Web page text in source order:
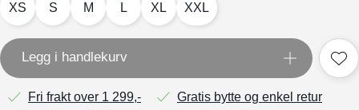
XS S M L XL XXL
Legg i handlekurv
Fri frakt over 1 299,-
Gratis bytte og enkel retur